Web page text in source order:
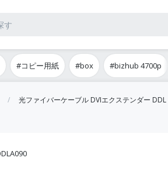
#コピー用紙 #box #bizhub 4700p
光ファイバーケーブル DVIエクステンダー